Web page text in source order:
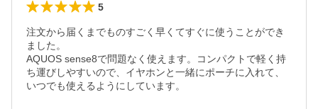
5
注文から届くまでものすごく早くてすぐに使うことができ
ました。
AQUOS sense8で問題なく使えます。コンパクトで軽く持
ち運びしやすいので、イヤホンと一緒にポーチに入れて、
いつでも使えるようにしています。